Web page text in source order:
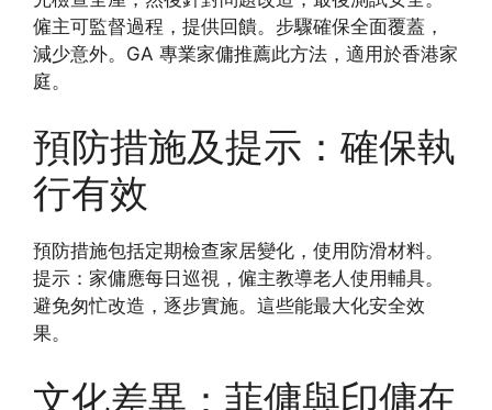
僱主可監督過程，提供回饋。步驟確保全面覆蓋，
減少意外。GA 專業家傭推薦此方法，適用於香港家
庭。
預防措施及提示：確保執
行有效
預防措施包括定期檢查家居變化，使用防滑材料。
提示：家傭應每日巡視，僱主教導老人使用輔具。
避免匆忙改造，逐步實施。這些能最大化安全效
果。
文化差異：菲傭與印傭在